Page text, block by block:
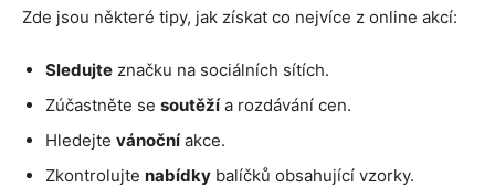
Zde jsou některé tipy, jak získat co nejvíce z online akcí:
Sledujte značku na sociálních sítích.
Zúčastněte se soutěžía rozdávání cen.
Hledejte vánočníakce.
Zkontrolujte nabídky balíčků obsahující vzorky.